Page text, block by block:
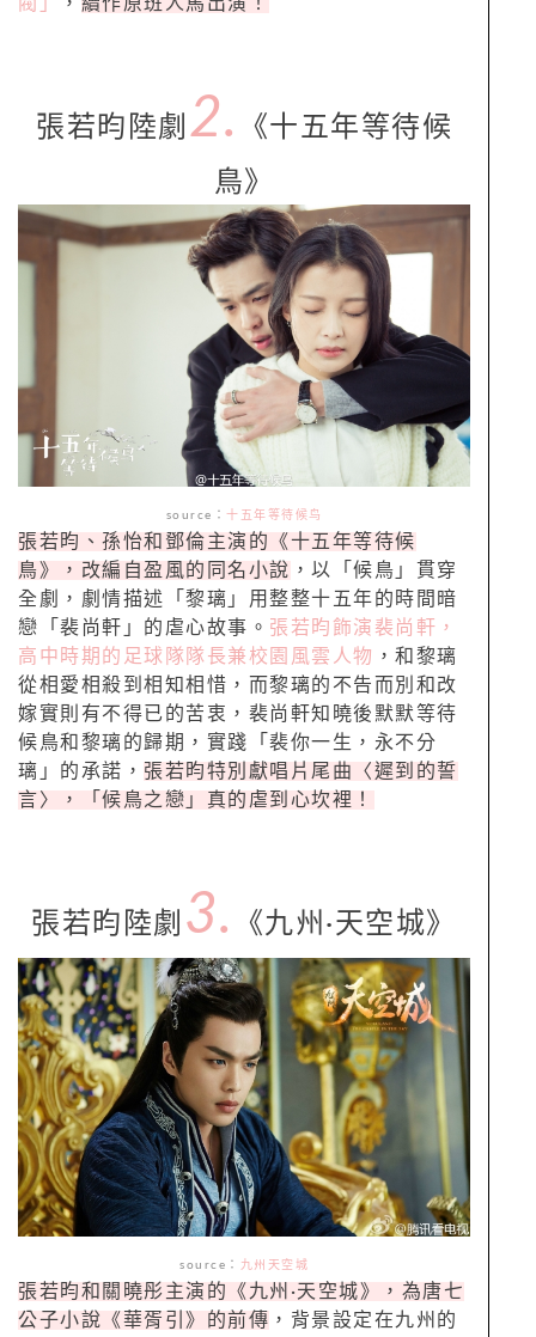
閥」
， 續作原班人馬出演！
張若昀陸劇 2.
《十五年等待候
鳥》
source ： 十五年等待候鸟
張若昀、孫怡和鄧倫主演的《十五年等待候
鳥》，改編自盈風的同名小說 ，以「候鳥」貫穿
全劇，劇情描述「黎璃」用整整十五年的時間暗
戀「裴尚軒」的虐心故事。 張若昀飾演裴尚軒，
高中時期的足球隊隊長兼校園風雲人物 ，和黎璃
從相愛相殺到相知相惜，而黎璃的不告而別和改
嫁實則有不得已的苦衷，裴尚軒知曉後默默等待
候鳥和黎璃的歸期，實踐「裴你一生，永不分
璃」的承諾， 張若昀特別獻唱片尾曲〈遲到的誓
言〉，「候鳥之戀」真的虐到心坎裡！
張若昀陸劇 3. 《九州 ·天空城》
source ： 九州天空城
張若昀和關曉彤主演的《九州 ·天空城》，為唐七
公子小說《華胥引》的前傳 ，背景設定在九州的